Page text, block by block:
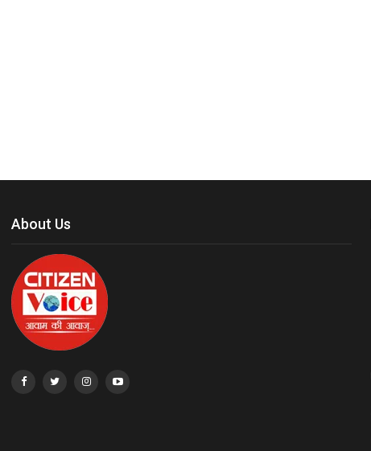
About Us